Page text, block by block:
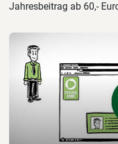
Jahresbeitrag ab 60,-